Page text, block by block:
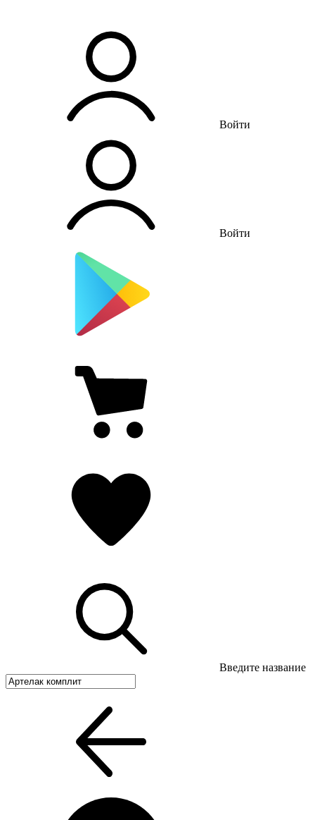
Войти
Войти
Введите название